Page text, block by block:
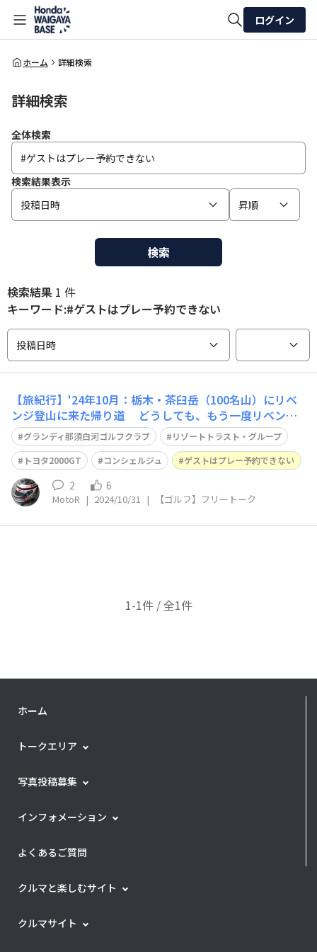
全体検索
ログイン
ホーム 詳細検索
詳細検索
全体検索
検索結果表示
投稿日時
昇順
検索
検索結果 1 件
キーワード:#ゲストはプレー予約できない
投稿日時
【旅紀行】'24年10月：栃木・茶臼岳（100名山）にリベ
ンジ登山に来た帰り道 どうしても、もう一度リベンジ
したいゴルフ場⛳️ https://waigaya-base.honda.co.jp/ch
ats/pskzy6xuox4dgxne 『グランディ那須白河ゴルフク
ラブ』でプレーしました😀
グランディ那須白河ゴルフクラブ
リゾートトラスト・グループ
トヨタ2000GT
コンシェルジュ ゲストはプレー予約できない
2 6
MotoR | 2024/10/31 | 【ゴルフ】フリートーク
1-1件 / 全1件
ホーム
トークエリア
写真投稿募集
インフォメーション
よくあるご質問
クルマと楽しむサイト
クルマサイト